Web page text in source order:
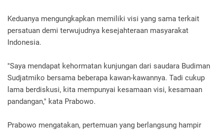
Keduanya mengungkapkan memiliki visi yang sama terkait
persatuan demi terwujudnya kesejahteraan masyarakat
Indonesia.
"Saya mendapat kehormatan kunjungan dari saudara Budiman
Sudjatmiko bersama beberapa kawan-kawannya. Tadi cukup
lama berdiskusi, kita mempunyai kesamaan visi, kesamaan
pandangan," kata Prabowo.
Prabowo mengatakan, pertemuan yang berlangsung hampir